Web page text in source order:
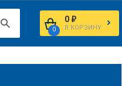
0
0 ₽
В КОРЗИНУ